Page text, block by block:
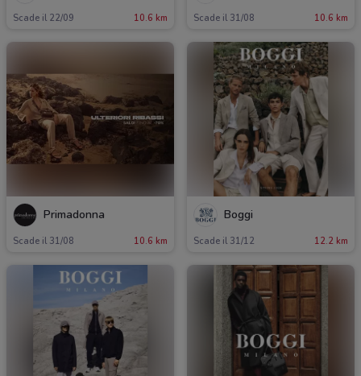
Scade il 22/09 10.6 km Scade il 31/08 10.6 km
Primadonna
Scade il 31/08 10.6 km
Boggi
Scade il 31/12 12.2 km